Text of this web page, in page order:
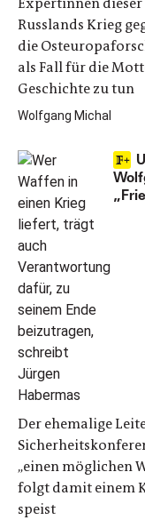
Russlands Krieg
die
als Fall für die
Geschichte zu tun
Wolfgang Michal
Der ehemalige
„einen möglichen
folgt damit einem
speist